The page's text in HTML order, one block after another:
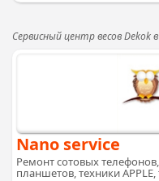
Сервисный центр весов Dekok
Nano service
Ремонт сотовых
планшетов, техники